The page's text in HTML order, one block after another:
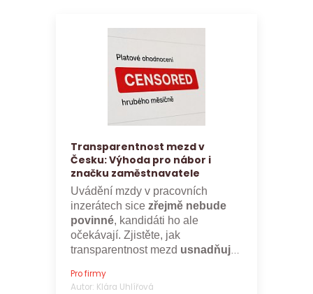
Transparentnost mezd v
Česku: Výhoda pro nábor i
značku zaměstnavatele
Uvádění mzdy v pracovních
inzerátech sice zřejmě nebude
povinné, kandidáti ho ale
očekávají. Zjistěte, jak
transparentnost mezd usnadňuje
zaměstnavatele.
Pro firmy
Autor: Klára Uhlířová